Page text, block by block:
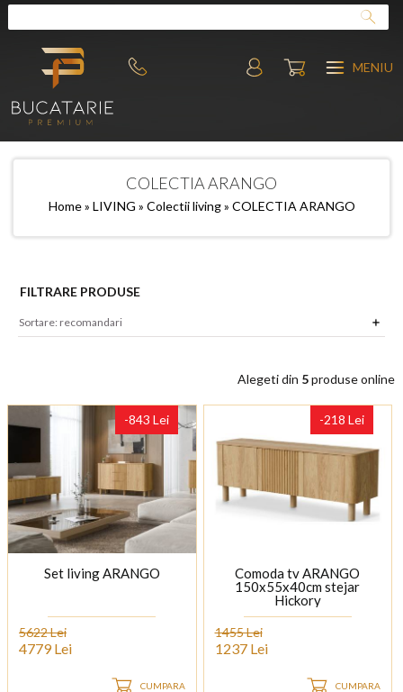
MENIU
COLECTIA ARANGO
Home» LIVING » Colectii living» COLECTIA ARANGO
FILTRARE PRODUSE
Alegeti din 5produse online
-843 Lei
Set living ARANGO
5622 Lei
4779 Lei
CUMPARA
-218 Lei
Comoda tv ARANGO
150x55x40cm stejar
Hickory
1455 Lei
1237 Lei
CUMPARA